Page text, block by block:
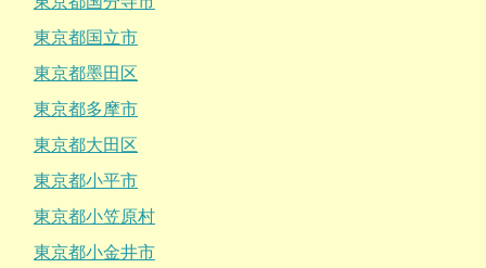
東京都国立市
東京都墨田区
東京都多摩市
東京都大田区
東京都小平市
東京都小笠原村
東京都小金井市